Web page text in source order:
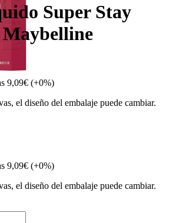
Super Stay
9,09€ (+0%)
el diseño del embalaje puede cambiar.
9,09€ (+0%)
el diseño del embalaje puede cambiar.